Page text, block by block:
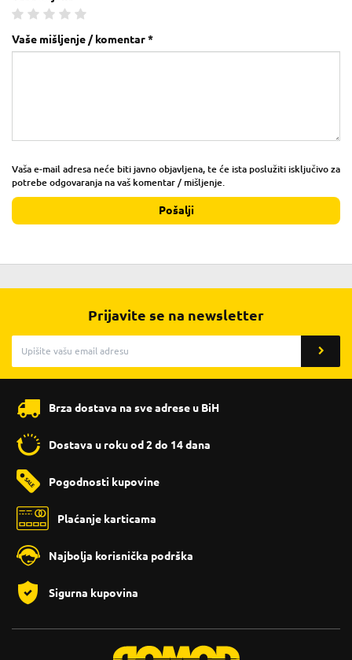
Vaše mišljenje / komentar *
Vaša e-mail adresa neće biti javno objavljena, te će ista poslužiti isključivo za
potrebe odgovaranja na vaš komentar / mišljenje.
Pošalji
Prijavite se na newsletter
Brza dostava na sve adrese u BiH
Dostava u roku od 2 do 14 dana
Pogodnosti kupovine
Plaćanje karticama
Najbolja korisnička podrška
Sigurna kupovina